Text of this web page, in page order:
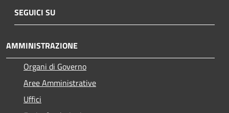
SEGUICI SU
AMMINISTRAZIONE
Organi di Governo
Aree Amministrative
Uffici